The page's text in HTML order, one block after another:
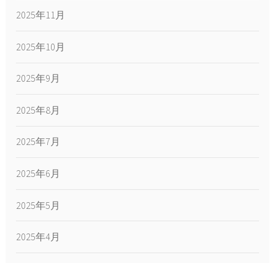
2025年11月
2025年10月
2025年9月
2025年8月
2025年7月
2025年6月
2025年5月
2025年4月